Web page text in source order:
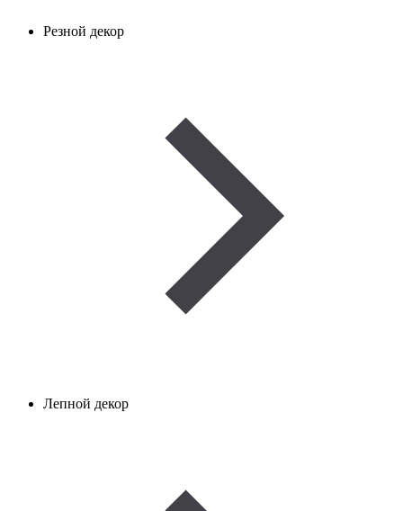
Резной декор
Лепной декор